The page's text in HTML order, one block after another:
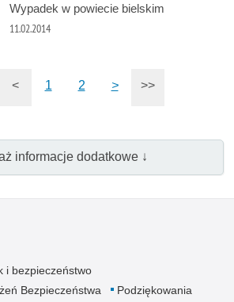
Wypadek w powiecie bielskim
11.02.2014
< 1 2 > >>
informacje dodatkowe ↓
i bezpieczeństwo
Bezpieczeństwa
Podziękowania